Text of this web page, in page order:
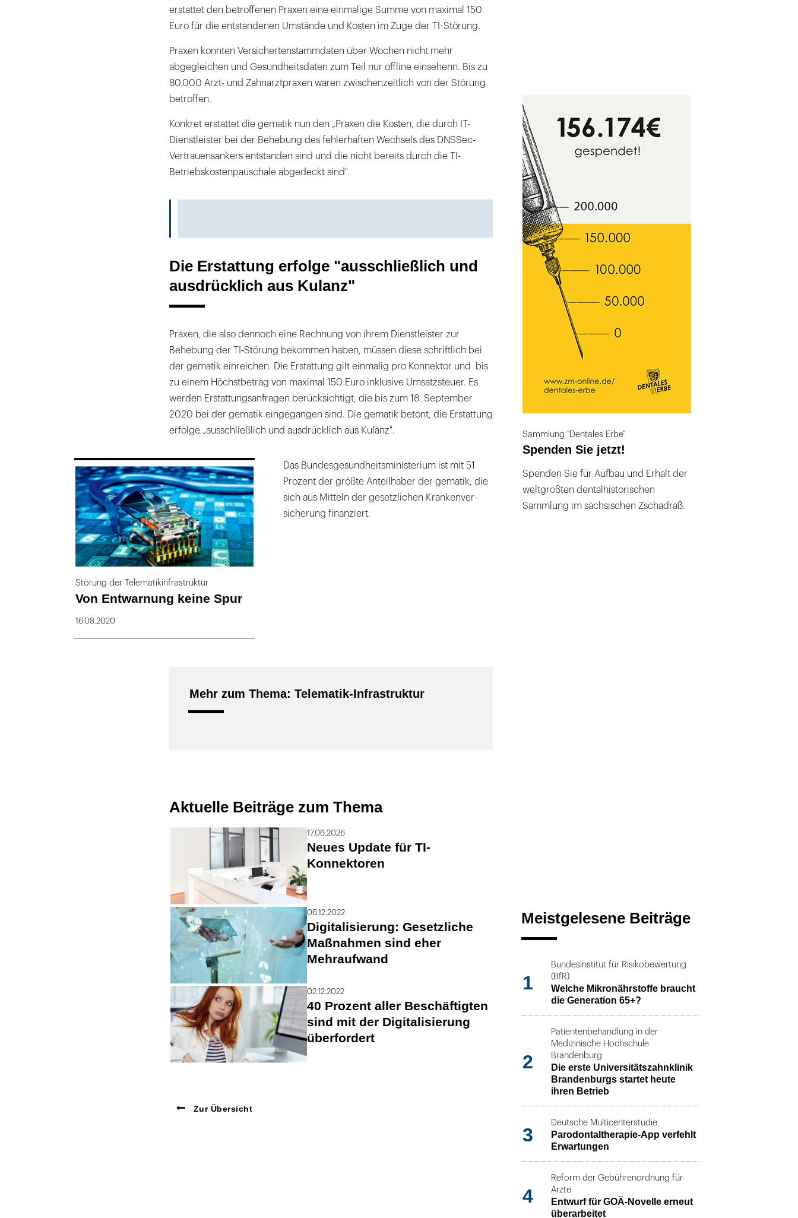
erstattet den betroffenen Praxen eine einmalige Summe von maximal 150
Euro für die entstandenen Umstände und Kosten im Zuge der TI-Störung.
Praxen konnten Versichertenstammdaten über Wochen nicht mehr
abgegleichen und Gesundheitsdaten zum Teil nur offline einsehenn. Bis zu
80.000 Arzt- und Zahnarztpraxen waren zwischenzeitlich von der Störung
betroffen.
Konkret erstattet die gematik nun den „Praxen die Kosten, die durch IT-
Dienstleister bei der Behebung des fehlerhaften Wechsels des DNSSec-
Vertrauensankers entstanden sind und die nicht bereits durch die TI-
Betriebskostenpauschale abgedeckt sind".
Die Erstattung erfolge "ausschließlich und
ausdrücklich aus Kulanz"
Praxen, die also dennoch eine Rechnung von ihrem Dienstleister zur
Behebung der TI‐Störung bekommen haben, müssen diese schriftlich bei
der gematik einreichen. Die Erstattung gilt einmalig pro Konnektor und bis
zu einem Höchstbetrag von maximal 150 Euro inklusive Umsatzsteuer. Es
werden Erstattungsanfragen berücksichtigt, die bis zum 18. September
2020 bei der gematik eingegangen sind. Die gematik betont, die Erstattung
erfolge „ausschließlich und ausdrücklich aus Kulanz".
169
Störung der Telematikinfrastruktur
Von Entwarnung keine Spur
16.08.2020
Das Bundesgesundheitsministerium ist mit 51
Prozent der größte Anteilhaber der gematik, die
sich aus Mitteln der gesetzlichen Kran­ken­ver­
siche­rung finanziert.
Mehr zum Thema: Telematik-Infrastruktur
Aktuelle Beiträge zum Thema
17.06.2026
Neues Update für TI-
Konnektoren
06.12.2022
Digitalisierung: Gesetzliche
Maßnahmen sind eher
Mehraufwand
02.12.2022
40 Prozent aller Beschäftigten
sind mit der Digitalisierung
überfordert
Zur Übersicht
Sammlung "Dentales Erbe"
Spenden Sie jetzt!
Spenden Sie für Aufbau und Erhalt der
weltgrößten dentalhistorischen
Sammlung im sächsischen Zschadraß.
Meistgelesene Beiträge
1
Bundesinstitut für Risikobewertung
(BfR)
Welche Mikronährstoffe braucht
die Generation 65+?
2
Patientenbehandlung in der
Medizinische Hochschule
Brandenburg
Die erste Universitätszahnklinik
Brandenburgs startet heute
ihren Betrieb
3
Deutsche Multicenterstudie
Parodontaltherapie-App verfehlt
Erwartungen
4
Reform der Gebührenordnung für
Ärzte
Entwurf für GOÄ-Novelle erneut
überarbeitet